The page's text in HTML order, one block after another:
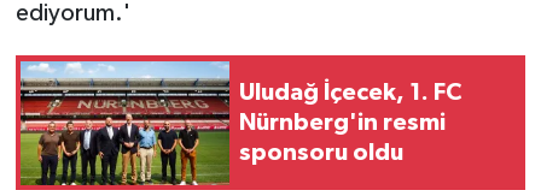
ediyorum.'
Uludağ İçecek, 1. FC
Nürnberg'in resmi
sponsoru oldu